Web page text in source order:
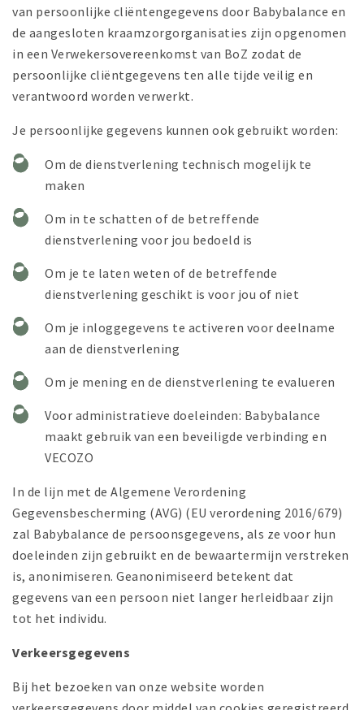
van persoonlijke cliëntengegevens door Babybalance en
de aangesloten kraamzorgorganisaties zijn opgenomen
in een Verwekersovereenkomst van BoZ zodat de
persoonlijke cliëntgegevens ten alle tijde veilig en
verantwoord worden verwerkt.
Je persoonlijke gegevens kunnen ook gebruikt worden:
Om de dienstverlening technisch mogelijk te
maken
Om in te schatten of de betreffende
dienstverlening voor jou bedoeld is
Om je te laten weten of de betreffende
dienstverlening geschikt is voor jou of niet
Om je inloggegevens te activeren voor deelname
aan de dienstverlening
Om je mening en de dienstverlening te evalueren
Voor administratieve doeleinden: Babybalance
maakt gebruik van een beveiligde verbinding en
VECOZO
In de lijn met de Algemene Verordening
Gegevensbescherming (AVG) (EU verordening 2016/679)
zal Babybalance de persoonsgegevens, als ze voor hun
doeleinden zijn gebruikt en de bewaartermijn verstreken
is, anonimiseren. Geanonimiseerd betekent dat
gegevens van een persoon niet langer herleidbaar zijn
tot het individu.
Verkeersgegevens
Bij het bezoeken van onze website worden